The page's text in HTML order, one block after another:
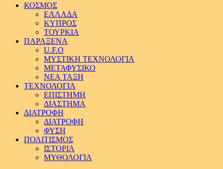
ΚΟΣΜΟΣ
ΕΛΛΑΔΑ
ΚΥΠΡΟΣ
ΤΟΥΡΚΙΑ
ΠΑΡΑΞΕΝΑ
U.F.O
ΜΥΣΤΙΚΗ ΤΕΧΝΟΛΟΓΙΑ
ΜΕΤΑΦΥΣΙΚΟ
ΝΕΑ ΤΑΞΗ
ΤΕΧΝΟΛΟΓΙΑ
ΕΠΙΣΤΗΜΗ
ΔΙΑΣΤΗΜΑ
ΔΙΑΤΡΟΦΗ
ΔΙΑΤΡΟΦΗ
ΦΥΣΗ
ΠΟΛΙΤΙΣΜΟΣ
ΙΣΤΟΡΙΑ
ΜΥΘΟΛΟΓΙΑ